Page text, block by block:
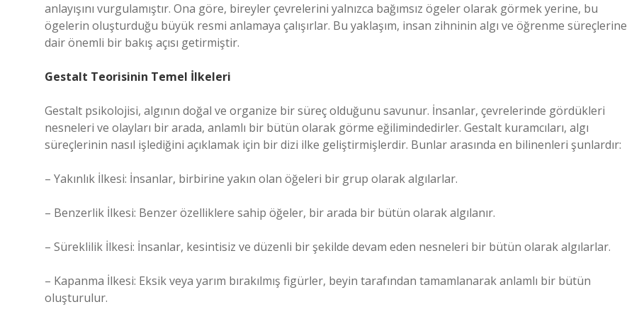
anlayışını vurgulamıştır. Ona göre, bireyler çevrelerini yalnızca bağımsız ögeler olarak görmek yerine, bu
ögelerin oluşturduğu büyük resmi anlamaya çalışırlar. Bu yaklaşım, insan zihninin algı ve öğrenme süreçlerine
dair önemli bir bakış açısı getirmiştir.
Gestalt Teorisinin Temel İlkeleri
Gestalt psikolojisi, algının doğal ve organize bir süreç olduğunu savunur. İnsanlar, çevrelerinde gördükleri
nesneleri ve olayları bir arada, anlamlı bir bütün olarak görme eğilimindedirler. Gestalt kuramcıları, algı
süreçlerinin nasıl işlediğini açıklamak için bir dizi ilke geliştirmişlerdir. Bunlar arasında en bilinenleri şunlardır:
– Yakınlık İlkesi: İnsanlar, birbirine yakın olan öğeleri bir grup olarak algılarlar.
– Benzerlik İlkesi: Benzer özelliklere sahip öğeler, bir arada bir bütün olarak algılanır.
– Süreklilik İlkesi: İnsanlar, kesintisiz ve düzenli bir şekilde devam eden nesneleri bir bütün olarak algılarlar.
– Kapanma İlkesi: Eksik veya yarım bırakılmış figürler, beyin tarafından tamamlanarak anlamlı bir bütün
oluşturulur.